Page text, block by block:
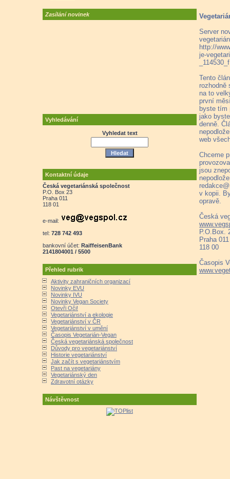
Zasílání novinek
Vyhledávání
Vyhledat text
Kontaktní údaje
Česká vegetariánská společnost
P.O. Box 23
Praha 011
118 01
e-mail:
tel: 728 742 493
bankovní účet: RaiffeisenBank
2141804001 / 5500
Přehled rubrik
Aktivity zahraničních organizací
Novinky EVU
Novinky IVU
Novinky Vegan Society
Otevři Oči!
Vegetariánství a ekologie
Vegetariánství v ČR
Vegetariánství v umění
Časopis Vegetarián-Vegan
Česká vegetariánská společnost
Důvody pro vegetariánství
Historie vegetariánství
Jak začít s vegetariánstvím
Past na vegetariány
Vegetariánský den
Zdravotní otázky
Návštěvnost
Server
http://
je-
Tento
rozhodně
na to
první
byste tím
jako
denně.
web
Chceme
jsou
v kopii.
opravě.
Česká
P.O.Box.
Praha 011
118 00
Časopis